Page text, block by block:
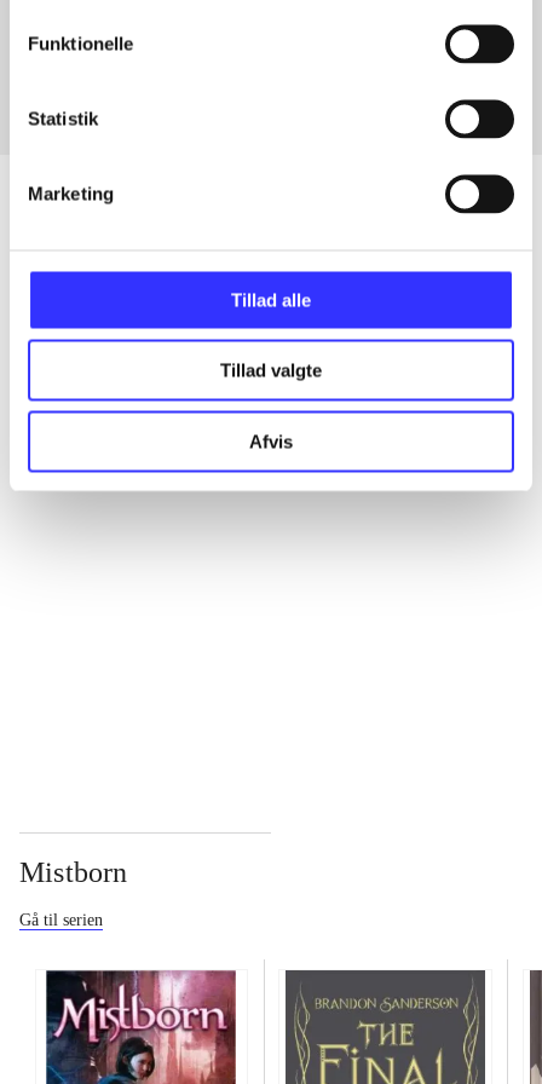
Funktionelle
Statistik
Marketing
Tillad alle
Tillad valgte
Afvis
Fra
Artikler
Alle registrerede artikler fordelt på udgivelser
Mistborn
Gå til serien